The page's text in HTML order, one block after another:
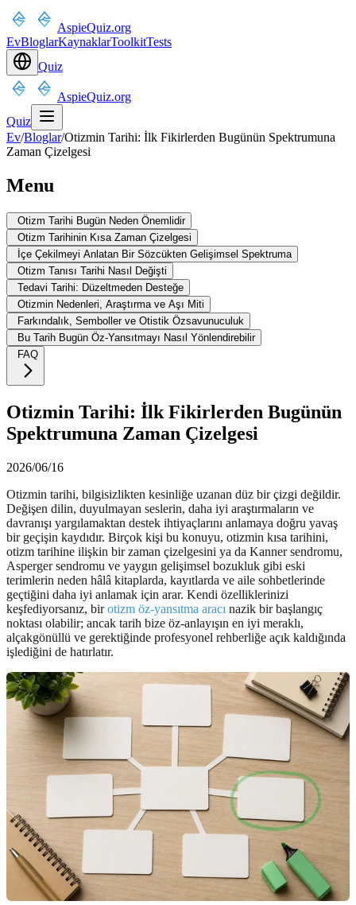
AspieQuiz.org
EvBloglarKaynaklarToolkitTests
Quiz
AspieQuiz.org
Quiz
Ev/Bloglar/Otizmin Tarihi: İlk Fikirlerden Bugünün Spektrumuna
Zaman Çizelgesi
Menu
Otizm Tarihi Bugün Neden Önemlidir
Otizm Tarihinin Kısa Zaman Çizelgesi
İçe Çekilmeyi Anlatan Bir Sözcükten Gelişimsel Spektruma
Otizm Tanısı Tarihi Nasıl Değişti
Tedavi Tarihi: Düzeltmeden Desteğe
Otizmin Nedenleri, Araştırma ve Aşı Miti
Farkındalık, Semboller ve Otistik Özsavunuculuk
Bu Tarih Bugün Öz-Yansıtmayı Nasıl Yönlendirebilir
FAQ
Otizmin Tarihi: İlk Fikirlerden Bugünün
Spektrumuna Zaman Çizelgesi
2026/06/16
Otizmin tarihi, bilgisizlikten kesinliğe uzanan düz bir çizgi değildir.
Değişen dilin, duyulmayan seslerin, daha iyi araştırmaların ve
davranışı yargılamaktan destek ihtiyaçlarını anlamaya doğru yavaş
bir geçişin kaydıdır. Birçok kişi bu konuyu, otizmin kısa tarihini,
otizm tarihine ilişkin bir zaman çizelgesini ya da Kanner sendromu,
Asperger sendromu ve yaygın gelişimsel bozukluk gibi eski
terimlerin neden hâlâ kitaplarda, kayıtlarda ve aile sohbetlerinde
geçtiğini daha iyi anlamak için arar. Kendi özelliklerinizi
keşfediyorsanız, birotizm öz-yansıtma aracı nazik bir başlangıç
noktası olabilir; ancak tarih bize öz-anlayışın en iyi meraklı,
alçakgönüllü ve gerektiğinde profesyonel rehberliğe açık kaldığında
işlediğini de hatırlatır.